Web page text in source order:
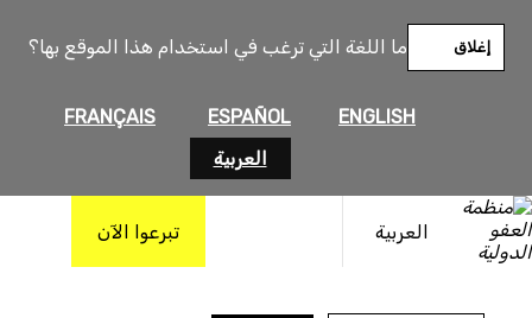
ما اللغة التي ترغب في استخدام هذا الموقع بها؟
ENGLISH
ESPAÑOL
FRANÇAIS
العربية
إغلاق
العربية تبرعوا الآن
المحتوى